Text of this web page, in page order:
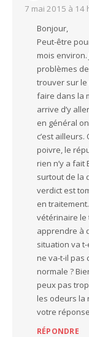
7 mai 2015 à 14
Bonjour,
Peut-être
mois environ.
problèmes de
trouver sur le
faire dans la
arrive d’y
en général
c’est
poivre, le
rien n’y a
surtout de la
verdict est
en
vétérinaire le
apprendre à
situation va
ne va-t-il pas
normale ?
peux pas
les odeurs la
votre réponse
RÉPONDRE